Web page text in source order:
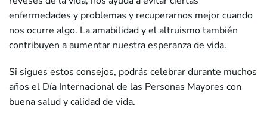
enfermedades y problemas y recuperarnos mejor cuando
nos ocurre algo. La amabilidad y el altruismo también
contribuyen a aumentar nuestra esperanza de vida.
Si sigues estos consejos, podrás celebrar durante muchos
años el Día Internacional de las Personas Mayores con
buena salud y calidad de vida.